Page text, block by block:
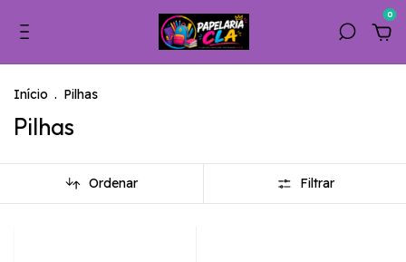
0
Início . Pilhas
Pilhas
Ordenar Filtrar